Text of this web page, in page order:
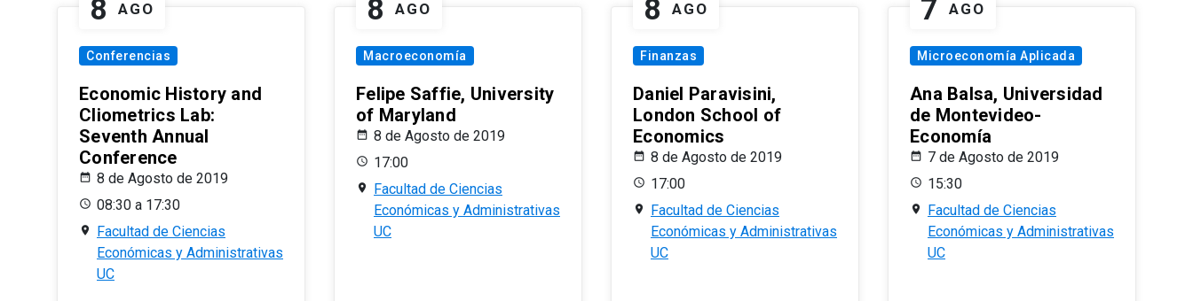
8 AGO
Conferencias
Economic History and
Cliometrics Lab:
Seventh Annual
Conference
8 de Agosto de 2019
08:30 a 17:30
Facultad de Ciencias
Económicas y Administrativas
UC
8 AGO
Macroeconomía
Felipe Saffie, University
of Maryland
8 de Agosto de 2019
17:00
Facultad de Ciencias
Económicas y Administrativas
UC
8 AGO
Finanzas
Daniel Paravisini,
London School of
Economics
8 de Agosto de 2019
17:00
Facultad de Ciencias
Económicas y Administrativas
UC
7 AGO
Microeconomía Aplicada
Ana Balsa, Universidad
de Montevideo-
Economía
7 de Agosto de 2019
15:30
Facultad de Ciencias
Económicas y Administrativas
UC